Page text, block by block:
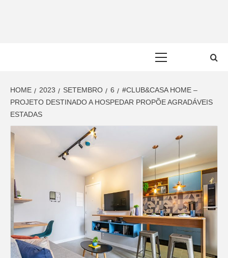
HOME 2023 SETEMBRO 6
#CLUB&CASA HOME –
PROJETO DESTINADO A HOSPEDAR PROPÕE AGRADÁVEIS
ESTADAS